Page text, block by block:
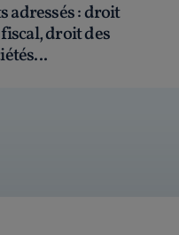
adressés: droit
droit des